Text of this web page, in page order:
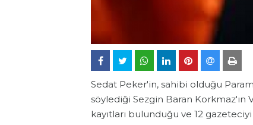
Sedat Peker'in, sahibi olduğu
söylediği Sezgin Baran Korkmaz'ın
kayıtları bulunduğu ve 12